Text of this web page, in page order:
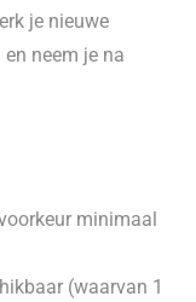
je nieuwe
neem je na
minimaal
(waarvan 1